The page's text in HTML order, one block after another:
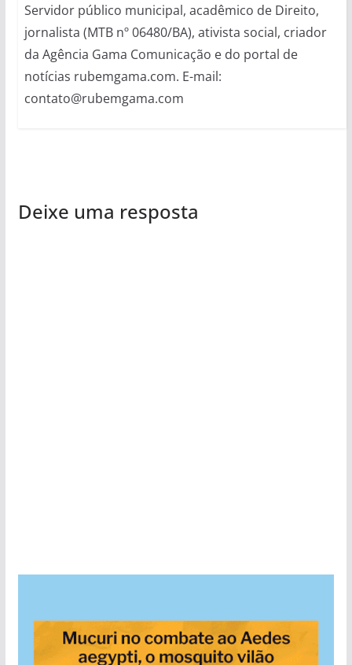
Servidor público municipal, acadêmico de Direito,
jornalista (MTB nº 06480/BA), ativista social, criador
da Agência Gama Comunicação e do portal de
notícias rubemgama.com. E-mail:
contato@rubemgama.com
Deixe uma resposta